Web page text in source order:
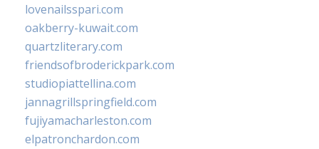
lovenailsspari.com
oakberry-kuwait.com
quartzliterary.com
friendsofbroderickpark.com
studiopiattellina.com
jannagrillspringfield.com
fujiyamacharleston.com
elpatronchardon.com